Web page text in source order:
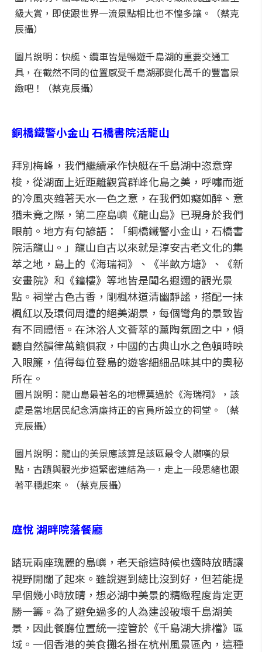
級大賞，即使跟世界一流景點相比也不惶多讓。（蔡克
辰攝）
圖片說明：快艇、纜車皆是暢遊千島湖的重要交通工
具，在截然不同的位置感受千島湖那變化萬千的豐富景
緻吧！（蔡克辰攝）
銅橋鐵警小金山 石橋書院活龍山
拜別梅峰，我們繼續承作快艇在千島湖中恣意穿
梭，從湖面上近距離觀賞群峰化島之美，呼嘯而逝
的冷風夾雜著天水一色之意，在我們如癡如醉、意
猶未竟之際，第二座島嶼《龍山島》已現身於我們
眼前。地方有句諺語：「銅橋鐵警小金山，石橋書
院活龍山。」龍山自古以來就是淳安古老文化的集
萃之地，島上的《海瑞祠》、《半畝方塘》、《新
安畫院》和《鐘樓》等地皆是聞名遐邇的觀光景
點。祠堂古色古香，剛楓林道清幽靜謐，搭配一抹
楓紅以及環伺周遭的絕美湖景，每個彎角的景致皆
有不同體悟。在沐浴人文薈萃的薰陶氛圍之中，傾
聽自然韻律萬籟俱寂，中國的古典山水之色頓時映
入眼簾，值得每位登島的遊客細細品味其中的奧秘
所在。
圖片說明：龍山島最著名的地標莫過於《海瑞祠》，該
處是當地居民紀念清廉持正的官員所設立的祠堂。（蔡
克辰攝）
圖片說明：龍山的美景應該算是該區最令人讚嘆的景
點，古蹟與觀光步道緊密連結為一，走上一段思緒也跟
著平穩起來。（蔡克辰攝）
庭悅 湖畔院落餐廳
踏玩兩座瑰麗的島嶼，老天爺這時候也適時放晴讓
視野開闊了起來。雖說遲到總比沒到好，但若能提
早個幾小時放晴，想必湖中美景的精緻程度肯定更
勝一籌。為了避免過多的人為建設破壞千島湖美
景，因此餐廳位置統一控管於《千島湖大排檔》區
域。一個香港的美食攤名掛在杭州風景區內，這種